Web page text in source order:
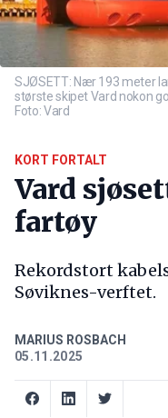
SJØSETT: Nær 193 meter
største skipet Vard nokon
Foto: Vard
KORT FORTALT
Vard
fartøy
Rekordstort
Søviknes-verftet.
MARIUS ROSBACH
05.11.2025